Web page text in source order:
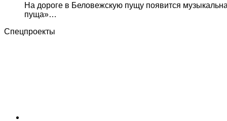
На дороге в Беловежскую пущу появится
пуща»…
Спецпроекты